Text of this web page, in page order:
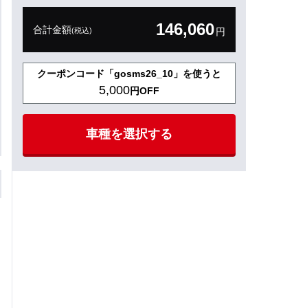
合計金額(税込) 146,060円
クーポンコード「gosms26_10」を使うと
5,000円OFF
車種を選択する